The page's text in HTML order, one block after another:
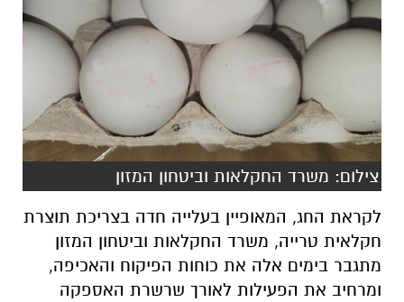
צילום: משרד החקלאות וביטחון המזון
לקראת החג, המאופיין בעלייה חדה בצריכת תוצרת
חקלאית טרייה, משרד החקלאות וביטחון המזון
מתגבר בימים אלה את כוחות הפיקוח והאכיפה,
ומרחיב את הפעילות לאורך שרשרת האספקה